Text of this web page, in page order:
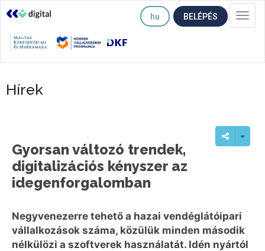
hu BELÉPÉS
Hírek
Gyorsan változó trendek,
digitalizációs kényszer az
idegenforgalomban
Negyvenezerre tehető a hazai vendéglátóipari
vállalkozások száma, közülük minden második
nélkülözi a szoftverek használatát. Idén nyártól